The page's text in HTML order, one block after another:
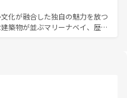
で、どの季節にも異なる楽しみ
いタイの人々、仏教を中心とし
資源が、訪れる旅人を魅了し続
るはず。観光スポットが密集し
を回れるのも魅力。息をのむよ
まで、香港を存分に楽しみ尽く
化が融合した独自の魅力を放つ
築物が並ぶマリーナベイ、歴史
情を楽しめる外せないスポット